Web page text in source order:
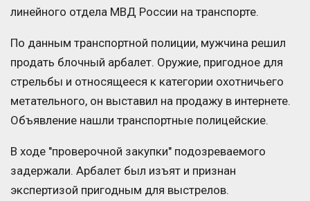
линейного отдела МВД России на транспорте.
По данным транспортной полиции, мужчина решил
продать блочный арбалет. Оружие, пригодное для
стрельбы и относящееся к категории охотничьего
метательного, он выставил на продажу в интернете.
Объявление нашли транспортные полицейские.
В ходе "проверочной закупки" подозреваемого
задержали. Арбалет был изъят и признан
экспертизой пригодным для выстрелов.